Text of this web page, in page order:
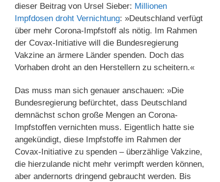
dieser Beitrag von Ursel Sieber: Millionen
Impfdosen droht Vernichtung: »Deutschland verfügt
über mehr Corona-Impfstoff als nötig. Im Rahmen
der Covax-Initiative will die Bundesregierung
Vakzine an ärmere Länder spenden. Doch das
Vorhaben droht an den Herstellern zu scheitern.«
Das muss man sich genauer anschauen: »Die
Bundesregierung befürchtet, dass Deutschland
demnächst schon große Mengen an Corona-
Impfstoffen vernichten muss. Eigentlich hatte sie
angekündigt, diese Impfstoffe im Rahmen der
Covax-Initiative zu spenden – überzählige Vakzine,
die hierzulande nicht mehr verimpft werden können,
aber andernorts dringend gebraucht werden. Bis